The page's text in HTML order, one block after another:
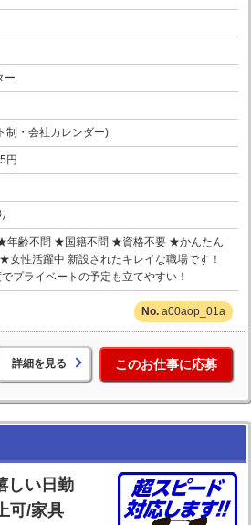
ー
制・会社カレンダー)
円
年齢不問 ★国籍不問 ★資格不要 ★かんたん
性活躍中 新設されたキレイな職場です！
プライベートの予定も立てやすい！
a00aop_01a
詳細を見る このお仕事に応募
しい日勤
可/家具